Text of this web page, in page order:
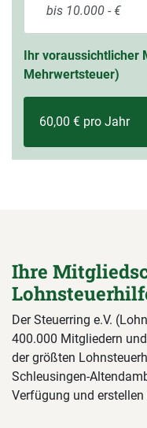
Ihr voraussichtlicher
Mehrwertsteuer)
60,00 € pro Jahr
Ihre
Der Steuerring e.V.
400.000 Mitgliedern
der größten
Schleusingen-
Verfügung und erstellen